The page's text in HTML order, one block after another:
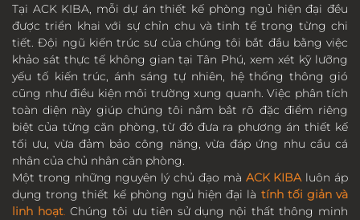
Tại ACK KIBA, mỗi dự án thiết kế phòng ngủ hiện đại đều
được triển khai với sự chỉn chu và tinh tế trong từng chi
tiết. Đội ngũ kiến trúc sư của chúng tôi bắt đầu bằng việc
khảo sát thực tế không gian tại Tân Phú, xem xét kỹ lưỡng
yếu tố kiến trúc, ánh sáng tự nhiên, hệ thống thông gió
cũng như điều kiện môi trường xung quanh. Việc phân tích
toàn diện này giúp chúng tôi nắm bắt rõ đặc điểm riêng
biệt của từng căn phòng, từ đó đưa ra phương án thiết kế
tối ưu, vừa đảm bảo công năng, vừa đáp ứng nhu cầu cá
nhân của chủ nhân căn phòng.
Một trong những nguyên lý chủ đạo mà ACK KIBAluôn áp
dụng trong thiết kế phòng ngủ hiện đại là tính tối giản và
linh hoạt. Chúng tôi ưu tiên sử dụng nội thất thông minh